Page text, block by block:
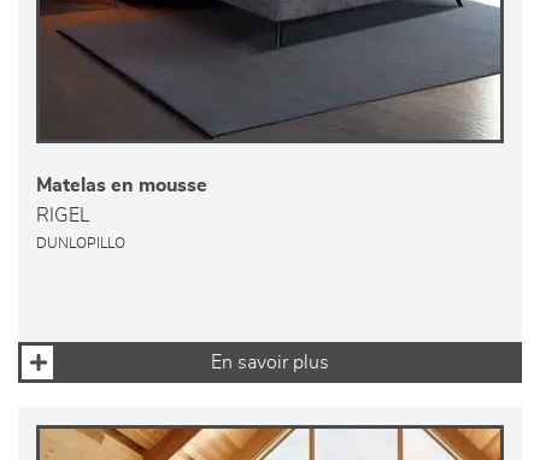
Matelas en mousse
RIGEL
DUNLOPILLO
En savoir plus